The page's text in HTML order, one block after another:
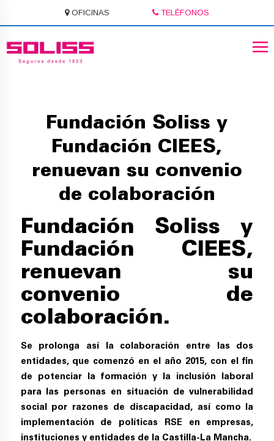
OFICINAS TELÉFONOS
Fundación Soliss y
Fundación CIEES,
renuevan su convenio
de colaboración
Fundación Soliss y
Fundación CIEES,
renuevan su
convenio de
colaboración.
Se prolonga así la colaboración entre las dos
entidades, que comenzó en el año 2015, con el fin
de potenciar la formación y la inclusión laboral
para las personas en situación de vulnerabilidad
social por razones de discapacidad, así como la
implementación de políticas RSE en empresas,
instituciones y entidades de la Castilla-La Mancha.